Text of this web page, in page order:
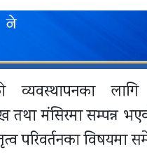
व्यवस्थापनका
मंसिरमा सम्पन्न
परिवर्तनका विषयमा